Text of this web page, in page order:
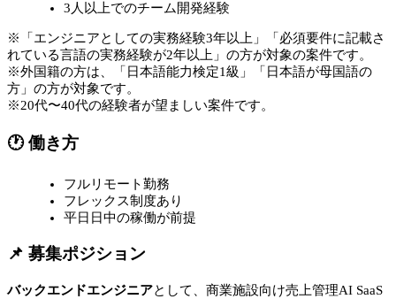
3人以上でのチーム開発経験
※「エンジニアとしての実務経験3年以上」「必須要件に記載さ
れている言語の実務経験が2年以上」の方が対象の案件です。
※外国籍の方は、「日本語能力検定1級」「日本語が母国語の
方」の方が対象です。
※20代〜40代の経験者が望ましい案件です。
🕐 働き方
フルリモート勤務
フレックス制度あり
平日日中の稼働が前提
📌 募集ポジション
バックエンドエンジニアとして、商業施設向け売上管理AI SaaS